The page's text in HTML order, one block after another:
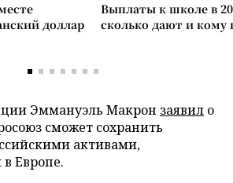
доллар
Выплаты к школе в
сколько дают и
Эммануэль Макрон заявил о
сможет сохранить
активами,
Европе.